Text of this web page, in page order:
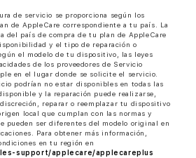
de servicio se proporciona según los
de AppleCare correspondiente a tu país. La
del país de compra de tu plan de AppleCare
y el tipo de reparación o
el modelo de tu dispositivo, las leyes
de los proveedores de Servicio
en el lugar donde se solicite el servicio.
podrían no estar disponibles en todas las
y la reparación puede realizarse,
reparar o reemplazar tu dispositivo
local que cumplan con las normas y
pueden ser diferentes del modelo original en
Para obtener más información,
en tu región en
support/applecare/applecareplus